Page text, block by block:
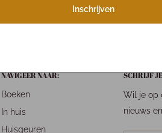
Inschrijven
NAVIGEER NAAR:
Boeken
In huis
Huisgeuren
SCHRIJF
Wil je op
nieuws